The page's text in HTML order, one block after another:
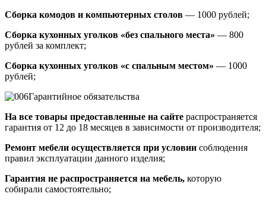
Сборка комодов и компьютерных столов — 1000 рублей;
Сборка кухонных уголков «без спального места» — 800
рублей за комплект;
Сборка кухонных уголков «с спальным местом» — 1000
рублей;
Гарантийное обязательства
На все товары предоставленные на сайте распространяется
гарантия от 12 до 18 месяцев в зависимости от производителя;
Ремонт мебели осуществляется при условии соблюдения
правил эксплуатации данного изделия;
Гарантия не распространяется на мебель, которую
собирали самостоятельно;